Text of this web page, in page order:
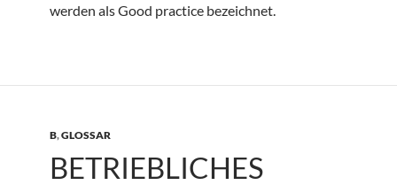
werden als Good practice bezeichnet.
B,GLOSSAR
BETRIEBLICHES